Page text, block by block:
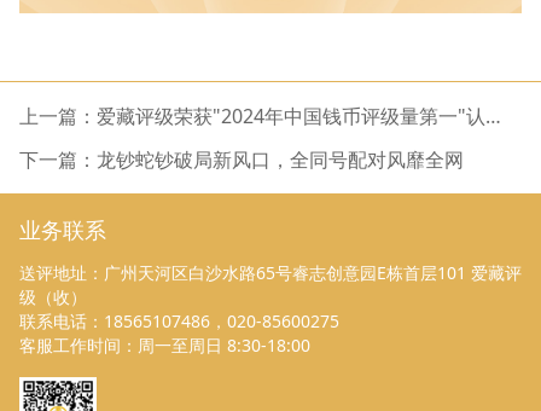
上一篇：爱藏评级荣获"2024年中国钱币评级量第一"认
下一篇：龙钞蛇钞破局新风口，全同号配对风靡全网
业务联系
送评地址：广州天河区白沙水路65号睿志创意园E栋首层101 爱藏评
级（收）
联系电话：18565107486，020-85600275
客服工作时间：周一至周日 8:30-18:00